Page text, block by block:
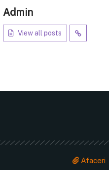
Admin
View all posts
Afaceri